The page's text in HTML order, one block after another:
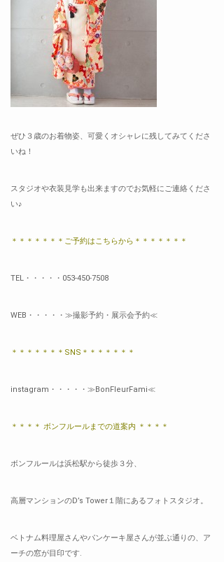
ぜひ３歳のお着物姿、可愛くオシャレに残してみてくださ
いね！
スタジオや衣装見学も出来ますのでお気軽にご連絡くださ
い♪
＊＊＊＊＊＊＊ご予約はこちらから＊＊＊＊＊＊＊
TEL・・・・・053-450-7508
WEB・・・・・ ≫撮影予約・展示会予約≪
＊＊＊＊＊＊＊SNS＊＊＊＊＊＊＊
instagram・・・・・ ≫BonFleurFami≪
＊＊＊＊ ボンフルールまでの道案内 ＊＊＊＊
ボンフルールは浜松駅から徒歩３分、
高層マンションのD’s Tower１階にあるフォトスタジオ。
ベトナム料理屋さんやパンケーキ屋さんが並ぶ通りの、ア
ーチの窓が目印です.